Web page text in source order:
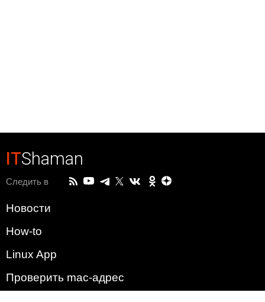
ITShaman
Следить в
Новости
How-to
Linux App
Проверить mac-адрес